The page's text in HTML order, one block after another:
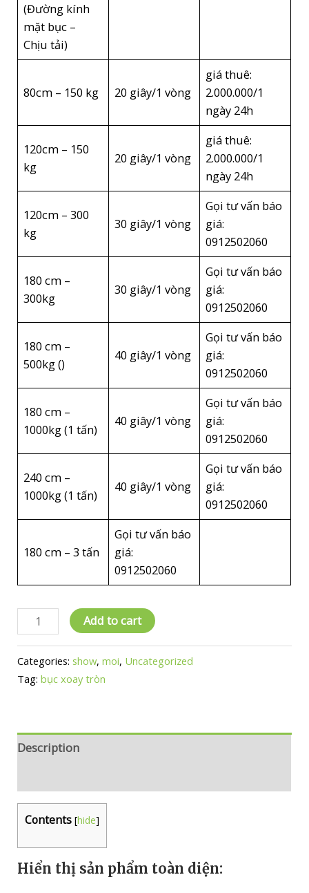
(Đường kính
mặt bục –
Chịu tải)
80cm – 150 kg 20 giây/1 vòng
giá thuê:
2.000.000/1
ngày 24h
120cm – 150
kg
20 giây/1 vòng
giá thuê:
2.000.000/1
ngày 24h
120cm – 300
kg
30 giây/1 vòng
Gọi tư vấn báo
giá:
0912502060
180 cm –
300kg
30 giây/1 vòng
Gọi tư vấn báo
giá:
0912502060
180 cm –
500kg ()
40 giây/1 vòng
Gọi tư vấn báo
giá:
0912502060
180 cm –
1000kg (1 tấn)
40 giây/1 vòng
Gọi tư vấn báo
giá:
0912502060
240 cm –
1000kg (1 tấn)
40 giây/1 vòng
Gọi tư vấn báo
giá:
0912502060
180 cm – 3 tấn
Gọi tư vấn báo
giá:
0912502060
sao
phải
sử
xoay
độ
để
bày
sản
Add to cart
Categories: show,moi, Uncategorized
Tag:bục xoay tròn
Description
Contents [hide]
Hiển thị sản phẩm toàn diện: